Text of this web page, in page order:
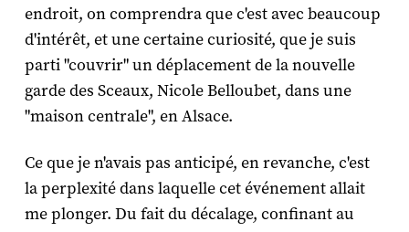
endroit, on comprendra que c'est avec beaucoup
d'intérêt, et une certaine curiosité, que je suis
parti "couvrir" un déplacement de la nouvelle
garde des Sceaux, Nicole Belloubet, dans une
"maison centrale", en Alsace.
Ce que je n'avais pas anticipé, en revanche, c'est
la perplexité dans laquelle cet événement allait
me plonger. Du fait du décalage, confinant au